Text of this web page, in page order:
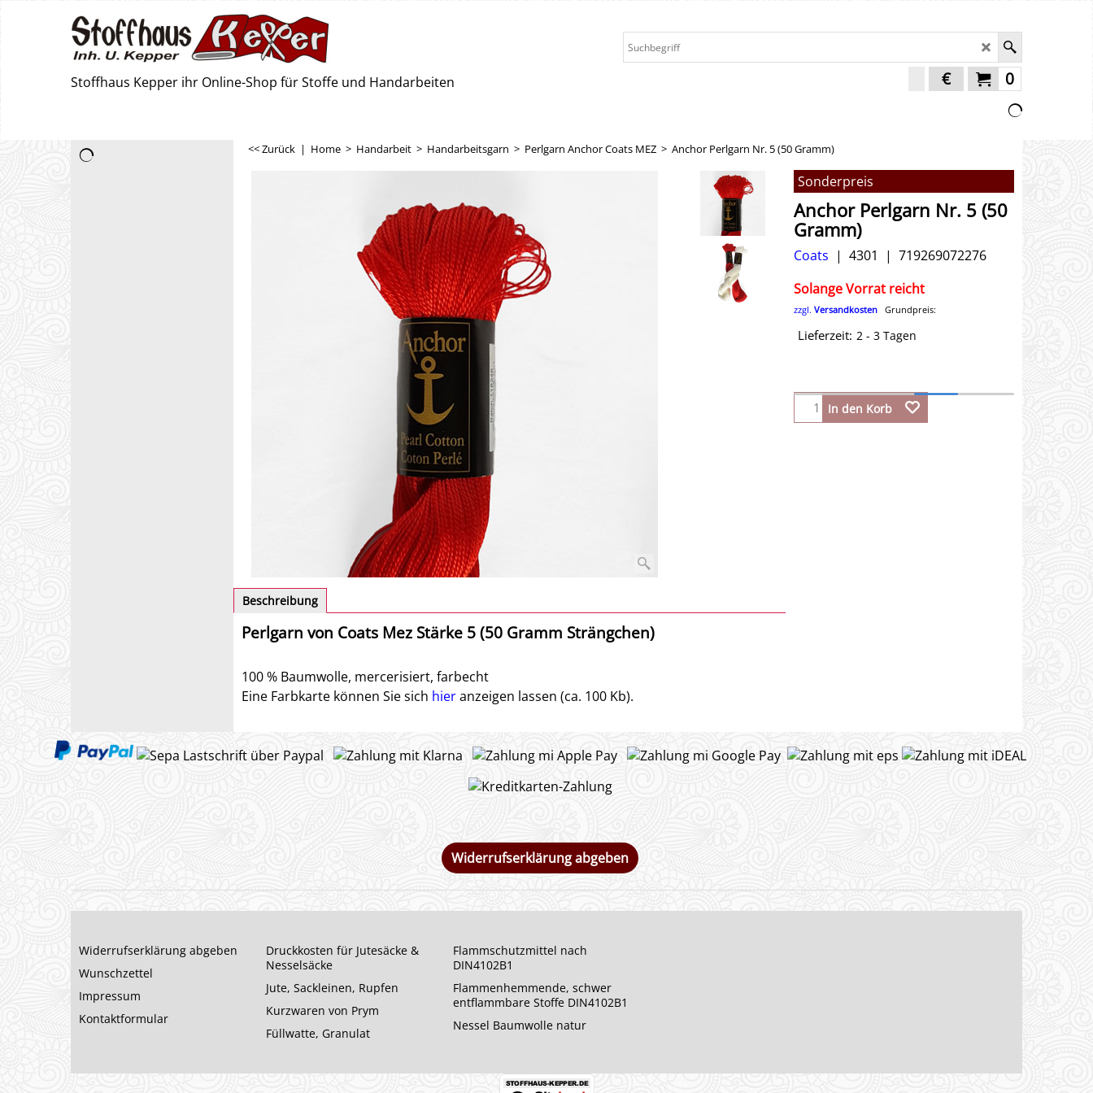
Stoffhaus Kepper ihr Online-Shop für Stoffe und Handarbeiten 0
€
<< Zurück | Home > Handarbeit > Handarbeitsgarn > Perlgarn Anchor Coats MEZ > Anchor Perlgarn Nr. 5 (50 Gramm)
Sonderpreis
Anchor Perlgarn Nr. 5 (50
Gramm)
Coats 4301
719269072276
Solange Vorrat reicht
zzgl. Versandkosten Grundpreis:
Lieferzeit: 2 - 3 Tagen
In den Korb
Beschreibung
Perlgarn von Coats Mez Stärke 5 (50 Gramm Strängchen)
100 % Baumwolle, mercerisiert, farbecht
Eine Farbkarte können Sie sich hieranzeigen lassen (ca. 100 Kb).
Widerrufserklärung abgeben
Widerrufserklärung abgeben
Wunschzettel
Impressum
Kontaktformular
Druckkosten für Jutesäcke &
Nesselsäcke
Jute, Sackleinen, Rupfen
Kurzwaren von Prym
Füllwatte, Granulat
Flammschutzmittel nach
DIN4102B1
Flammenhemmende, schwer
entflammbare Stoffe DIN4102B1
Nessel Baumwolle natur